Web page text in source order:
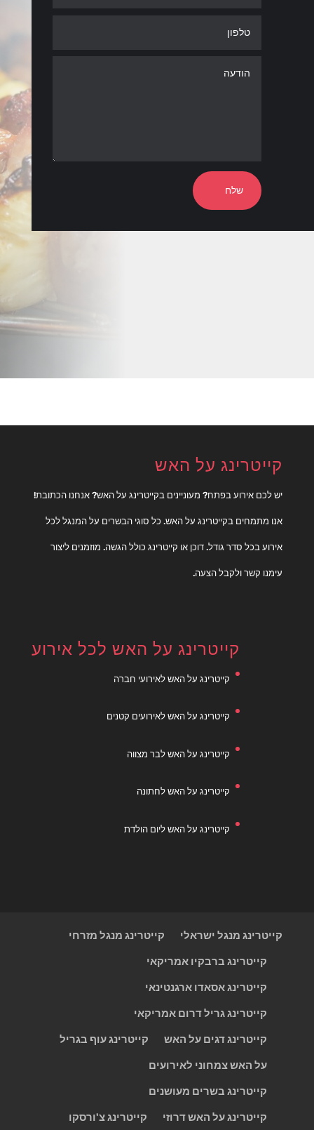
שלח
קייטרינג על האש
יש לכם אירוע בפתח? מעוניינים בקייטרינג על האש? אנחנו הכתובת!
אנו מתמחים בקייטרינג על האש. כל סוגי הבשרים על המנגל לכל
אירוע בכל סדר גודל. דוכן או קייטרינג כולל הגשה. מוזמנים ליצור
עימנו קשר ולקבל הצעה.
קייטרינג על האש לכל אירוע
קייטרינג על האש לאירועי חברה
קייטרינג על האש לאירועים קטנים
קייטרינג על האש לבר מצווה
קייטרינג על האש לחתונה
קייטרינג על האש ליום הולדת
קייטרינג מנגל ישראלי קייטרינג מנגל מזרחי
קייטרינג ברבקיו אמריקאי
קייטרינג אסאדו ארגנטינאי
קייטרינג גריל דרום אמריקאי
קייטרינג דגים על האש קייטרינג עוף בגריל
על האש צמחוני לאירועים
קייטרינג בשרים מעושנים
קייטרינג על האש דרוזי קייטרינג צ'ורסקו